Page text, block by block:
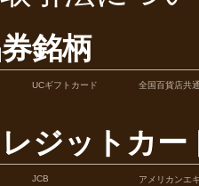
銘柄
UCギフトカード 全国百貨店共
ジットカー
JCB
アメリカンエ